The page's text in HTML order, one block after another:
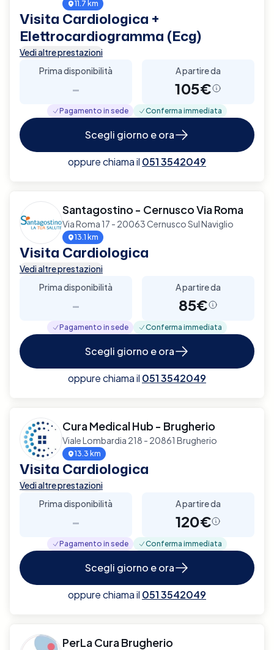
11.7 km
Visita Cardiologica +
Elettrocardiogramma (Ecg)
Vedi altre prestazioni
Prima disponibilità
-
A partire da
105€
Pagamento in sede Conferma immediata
Scegli giorno e ora
oppure chiama il 051 3542049
Santagostino - Cernusco Via Roma
Via Roma 17 - 20063 Cernusco Sul Naviglio
13.1 km
Visita Cardiologica
Vedi altre prestazioni
Prima disponibilità
-
A partire da
85€
Pagamento in sede Conferma immediata
Scegli giorno e ora
oppure chiama il 051 3542049
Cura Medical Hub - Brugherio
Viale Lombardia 218 - 20861 Brugherio
13.3 km
Visita Cardiologica
Vedi altre prestazioni
Prima disponibilità
-
A partire da
120€
Pagamento in sede Conferma immediata
Scegli giorno e ora
oppure chiama il 051 3542049
PerLa Cura Brugherio